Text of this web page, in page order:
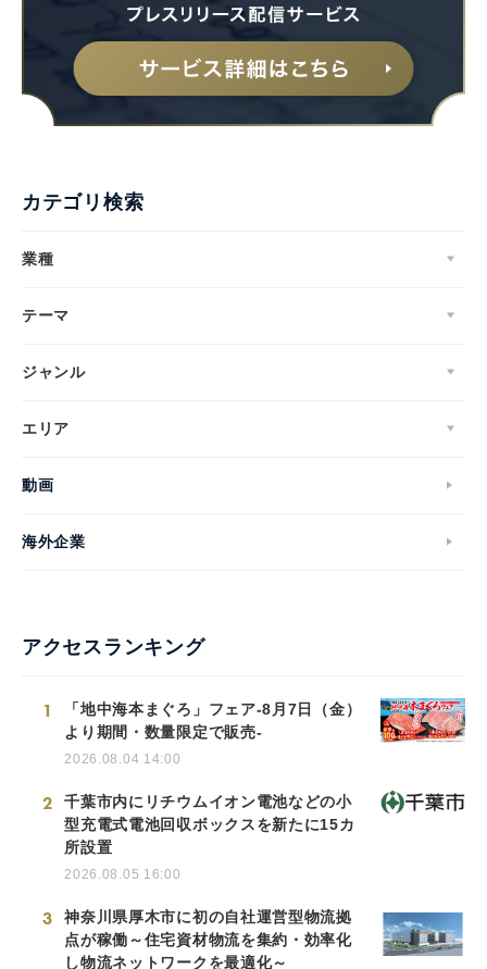
カテゴリ検索
業種
テーマ
ジャンル
エリア
動画
海外企業
アクセスランキング
1
「地中海本まぐろ」フェア-8月7日（金）
より期間・数量限定で販売-
2026.08.04 14:00
2
千葉市内にリチウムイオン電池などの小
型充電式電池回収ボックスを新たに15カ
所設置
2026.08.05 16:00
3
神奈川県厚木市に初の自社運営型物流拠
点が稼働～住宅資材物流を集約・効率化
し物流ネットワークを最適化～